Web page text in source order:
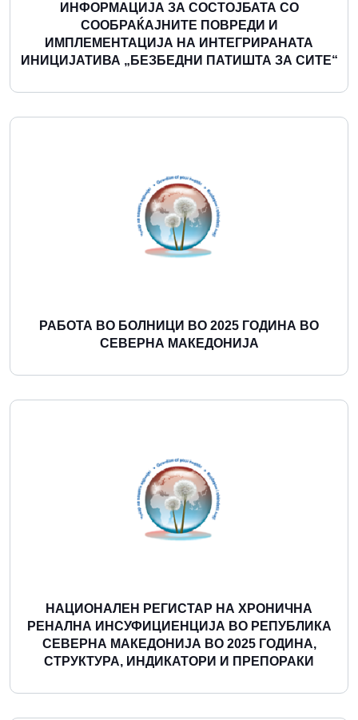
ИНФОРМАЦИЈА ЗА СОСТОЈБАТА СО
СООБРАЌАЈНИТЕ ПОВРЕДИ И
ИМПЛЕМЕНТАЦИЈА НА ИНТЕГРИРАНАТА
ИНИЦИЈАТИВА „БЕЗБЕДНИ ПАТИШТА ЗА СИТЕ“
Повеќе
РАБОТА ВО БОЛНИЦИ ВО 2025 ГОДИНА ВО
СЕВЕРНА МАКЕДОНИЈА
Повеќе
НАЦИОНАЛЕН РЕГИСТАР НА ХРОНИЧНА
РЕНАЛНА ИНСУФИЦИЕНЦИЈА ВО РЕПУБЛИКА
СЕВЕРНА МАКЕДОНИЈА ВО 2025 ГОДИНА,
СТРУКТУРА, ИНДИКАТОРИ И ПРЕПОРАКИ